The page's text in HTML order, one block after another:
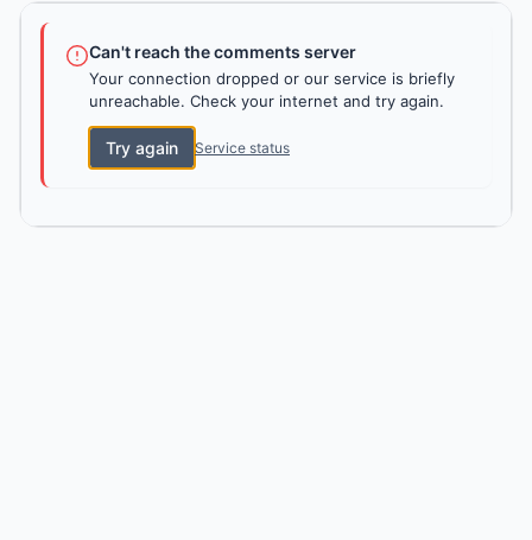
Can't reach the comments server
Your connection dropped or our service is briefly
unreachable. Check your internet and try again.
Try again Service status